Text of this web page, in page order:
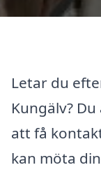
Letar du
Kungälv?
att få
kan möta